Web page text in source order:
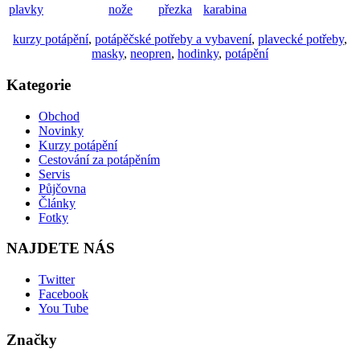
plavky
nože přezka karabina
kurzy potápění, potápěčské potřeby a vybavení, plavecké potřeby,
masky, neopren, hodinky, potápění
Kategorie
Obchod
Novinky
Kurzy potápění
Cestování za potápěním
Servis
Půjčovna
Články
Fotky
NAJDETE NÁS
Twitter
Facebook
You Tube
Značky